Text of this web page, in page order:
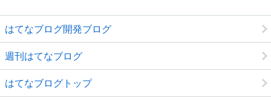
はてなブログ開発ブログ
週刊はてなブログ
はてなブログトップ